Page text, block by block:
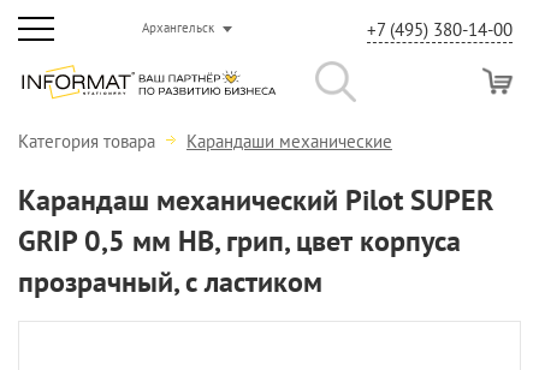
Архангельск +7 (495) 380-14-00
Категория товара Карандаши механические
Карандаш механический Pilot SUPER
GRIP 0,5 мм НВ, грип, цвет корпуса
прозрачный, с ластиком